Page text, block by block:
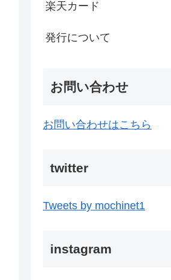
楽天カード
発行について
お問い合わせ
お問い合わせはこちら
twitter
Tweets by mochinet1
instagram